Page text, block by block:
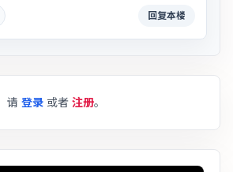
回复本楼
请 登录 或者 注册。